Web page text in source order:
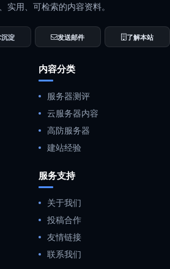
实用、可检索的内容资料。
淀 发送邮件 了解本站
内容分类
服务器测评
云服务器内容
高防服务器
建站经验
服务支持
关于我们
投稿合作
友情链接
联系我们